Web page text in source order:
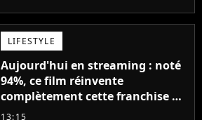
LIFESTYLE
Aujourd'hui en streaming : noté
94%, ce film réinvente
complètement cette franchise de
science-fiction vieille de 40 ans
13:15